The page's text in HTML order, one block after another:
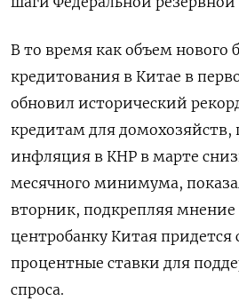
В то время как объем нового
кредитования в Китае в
обновил исторический
кредитам для домохозяйств,
инфляция в КНР в марте
месячного минимума,
вторник, подкрепляя мнение
центробанку Китая придется
процентные ставки для
спроса.